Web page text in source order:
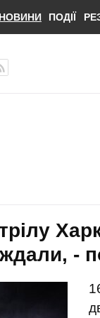
НОВИНИ ПОДІЇ
-